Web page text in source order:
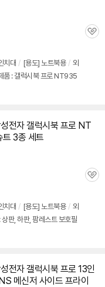
관
치대 / [용도] 노트북용 / 외
품 : 갤럭시북 프로 NT935
전자 갤럭시북 프로 NT
트 3종 세트
관
치대 / [용도] 노트북용 / 외
상판, 하판, 팜레스트 보호필
전자 갤럭시북 프로 13인
메신저 사이드 프라이